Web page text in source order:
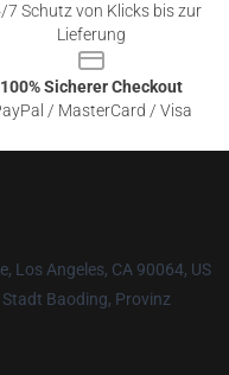
7 Schutz von Klicks bis zur
Lieferung
100% Sicherer Checkout
/ MasterCard / Visa
Los Angeles, CA 90064, US
Baoding, Provinz